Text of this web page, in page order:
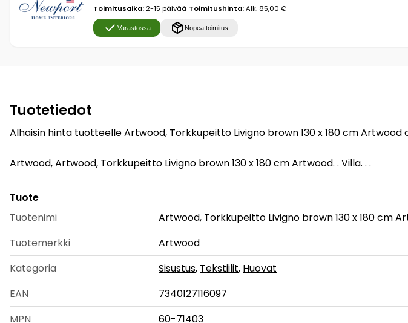
Toimitusaika: 2-15 päivää Toimitushinta:Alk. 85,00 €
Varastossa Nopea toimitus
Tuotetiedot
Alhaisin hinta tuotteelle Artwood, Torkkupeitto Livigno brown 130 x 180 cm
Artwood, Artwood, Torkkupeitto Livigno brown 130 x 180 cm Artwood. . Villa. . .
Tuote
Tuotenimi
Artwood, Torkkupeitto Livigno brown 130 x 180 cm
Tuotemerkki
Artwood
Kategoria
Sisustus, Tekstiilit, Huovat
EAN
7340127116097
MPN
60-71403